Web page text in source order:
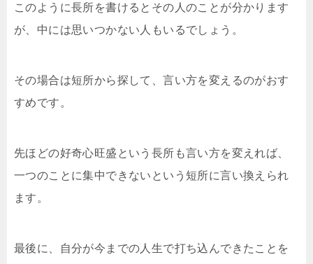
このように長所を書けるとその人のことが分かります
が、中には思いつかない人もいるでしょう。
その場合は短所から探して、言い方を変えるのがおす
すめです。
先ほどの好奇心旺盛という長所も言い方を変えれば、
一つのことに集中できないという短所に言い換えられ
ます。
最後に、自分が今までの人生で打ち込んできたことを